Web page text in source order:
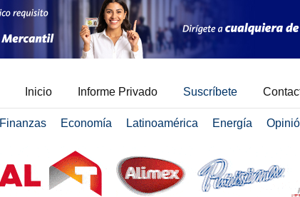
Inicio Informe Privado Suscríbete
Finanzas Economía Latinoamérica Energía